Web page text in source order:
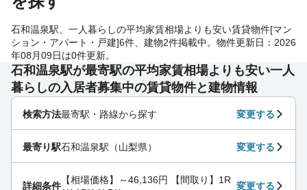
石和温泉駅、一人暮らしの平均家賃相場よりも安い賃貸物件[マン
ション・アパート・戸建]6件、建物2件掲載中。物件更新日：2026
年08月09日は0件更新。
石和温泉駅が最寄駅の平均家賃相場よりも安い一人
暮らしの入居者募集中の賃貸物件と建物情報
検索方法最寄駅・路線から探す 変更する
最寄り駅石和温泉駅（山梨県） 変更する
詳細条件
【相場価格】～46,136円 【間取り】1R
変更する